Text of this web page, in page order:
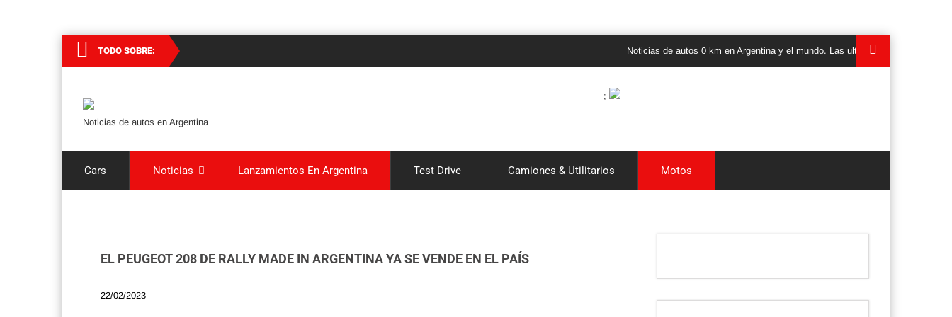
TODO SOBRE: Noticias de autos 0 km en Argentina y el mundo. Las ultimas novedades,
Noticias de autos en Argentina
;
Cars Noticias Lanzamientos En Argentina Test Drive Camiones & Utilitarios Motos
EL PEUGEOT 208 DE RALLY MADE IN ARGENTINA YA SE VENDE EN EL PAÍS
22/02/2023